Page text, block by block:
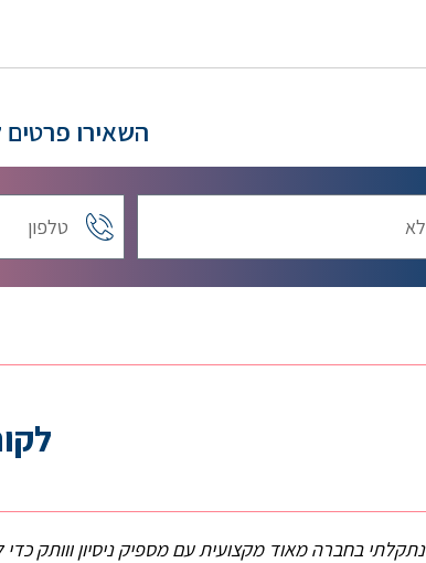
השאירו
נתקלתי בחברה מאוד מקצועית עם מספיק ניסיון ווותק